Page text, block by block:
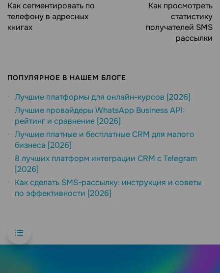
Как сегментировать по
телефону в адресных
книгах
Как просмотреть
статистику
получателей SMS
рассылки
ПОПУЛЯРНОЕ В НАШЕМ БЛОГЕ
Лучшие платформы для онлайн-курсов [2026]
Лучшие провайдеры WhatsApp Business API:
рейтинг и сравнение [2026]
Лучшие платные и бесплатные CRM для малого
бизнеса [2026]
8 лучших платформ интеграции CRM с Telegram
[2026]
Как сделать SMS-рассылку: инструкция и советы
по эффективности [2026]